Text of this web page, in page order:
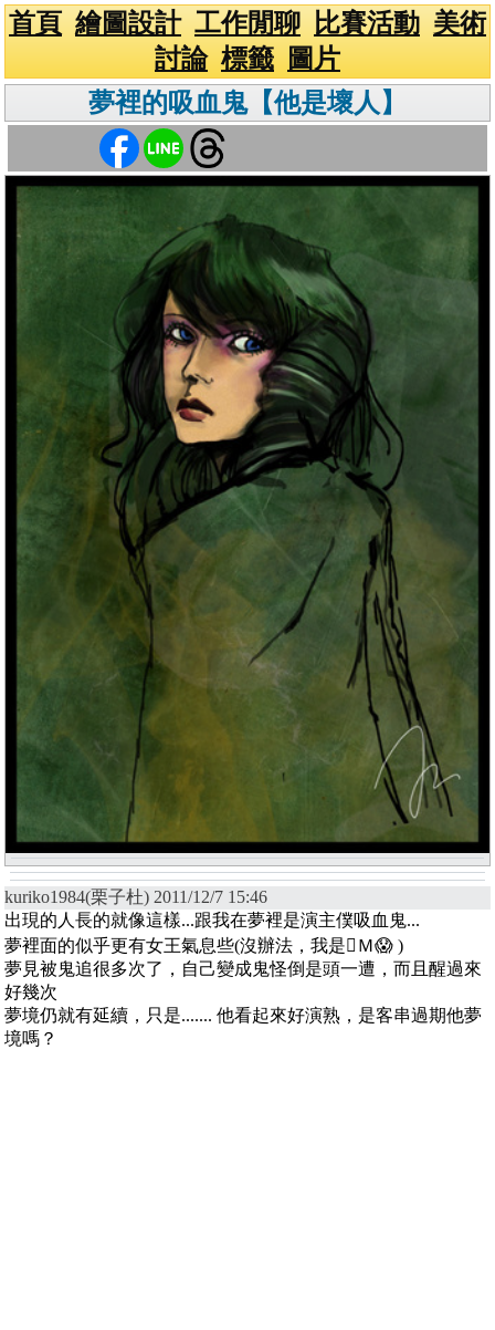
首頁 繪圖設計 工作閒聊 比賽活動 美術
討論 標籤
圖片
夢裡的吸血鬼【他是壞人】
kuriko1984(栗子杜) 2011/12/7 15:46
出現的人長的就像這樣...跟我在夢裡是演主僕吸血鬼...
夢裡面的似乎更有女王氣息些(沒辦法，我是Ｍ😱 )
夢見被鬼追很多次了，自己變成鬼怪倒是頭一遭，而且醒過來
好幾次
夢境仍就有延續，只是....... 他看起來好演熟，是客串過期他夢
境嗎？